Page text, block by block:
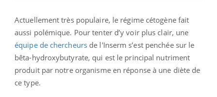
Actuellement très populaire, le régime cétogène fait
aussi polémique. Pour tenter d’y voir plus clair, une
équipe de chercheurs de l'Inserm s’est penchée sur le
bêta-hydroxybutyrate, qui est le principal nutriment
produit par notre organisme en réponse à une diète de
ce type.